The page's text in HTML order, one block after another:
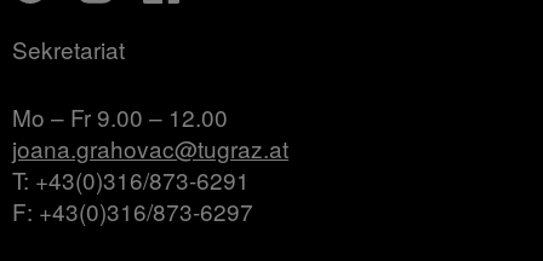
Sekretariat
Mo – Fr 9.00 – 12.00
joana.grahovac@tugraz.at
T: +43(0)316/873-6291
F: +43(0)316/873-6297